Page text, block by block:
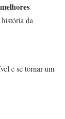
melhores
da
e se tornar um